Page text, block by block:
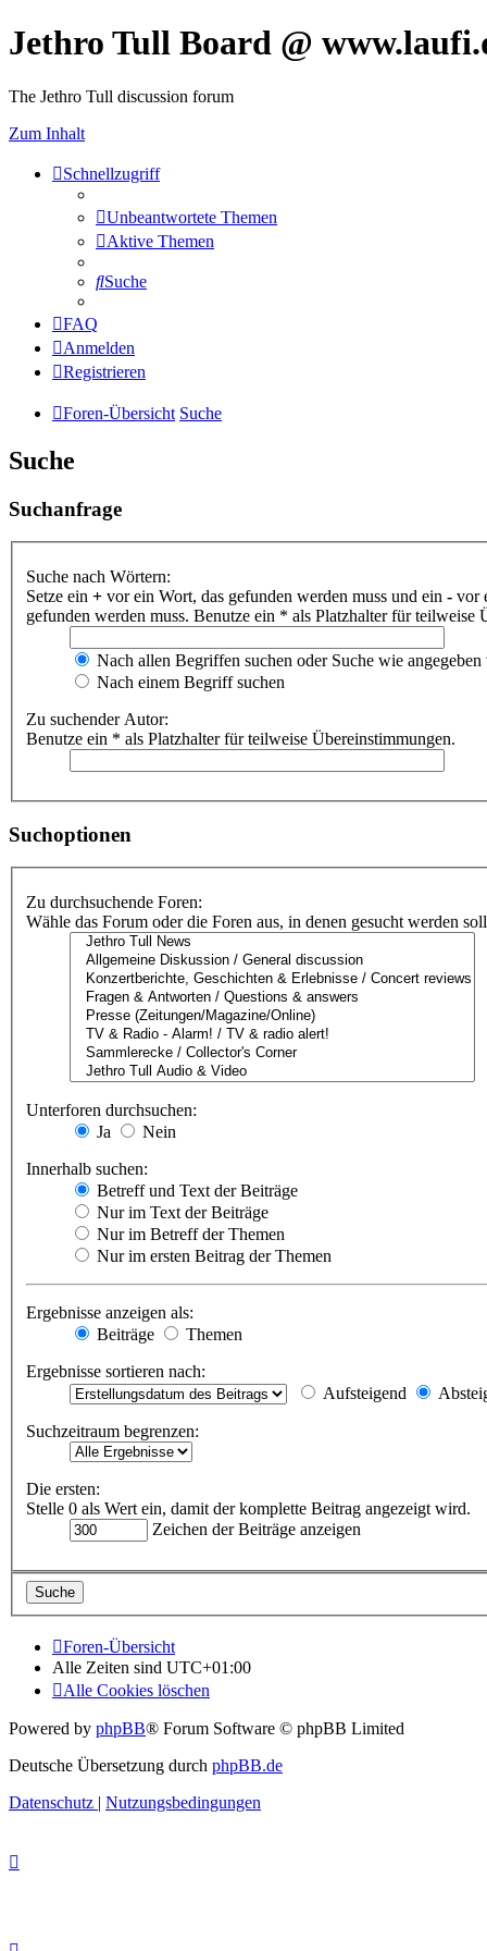
Jethro Tull Board @
The Jethro Tull discussion forum
Zum Inhalt
Schnellzugriff
Unbeantwortete Themen
Aktive Themen
Suche
FAQ
Anmelden
Registrieren
Foren-Übersicht Suche
Suche
Suchanfrage
Suche nach Wörtern:
Setze ein + vor ein Wort, das gefunden werden muss und ein - vor
gefunden werden muss. Benutze ein * als Platzhalter für teilweise
Nach allen Begriffen suchen oder Suche wie angegeben
Nach einem Begriff suchen
Zu suchender Autor:
Benutze ein * als Platzhalter für teilweise Übereinstimmungen.
Suchoptionen
Zu durchsuchende Foren:
Wähle das Forum oder die Foren aus, in denen gesucht werden
Unterforen durchsuchen:
Ja
Nein
Innerhalb suchen:
Betreff und Text der Beiträge
Nur im Text der Beiträge
Nur im Betreff der Themen
Nur im ersten Beitrag der Themen
Ergebnisse anzeigen als:
Beiträge
Themen
Ergebnisse sortieren nach:
Aufsteigend
Suchzeitraum begrenzen:
Die ersten:
Stelle 0 als Wert ein, damit der komplette Beitrag angezeigt wird.
Zeichen der Beiträge anzeigen
Foren-Übersicht
Alle Zeiten sind UTC+01:00
Alle Cookies löschen
Powered by phpBB® Forum Software © phpBB Limited
Deutsche Übersetzung durch phpBB.de
Datenschutz | Nutzungsbedingungen